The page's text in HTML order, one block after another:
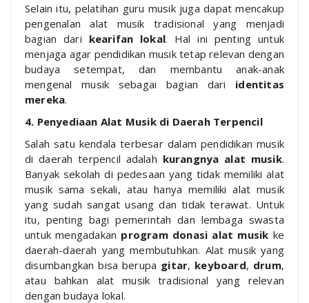
Selain itu, pelatihan guru musik juga dapat mencakup
pengenalan alat musik tradisional yang menjadi
bagian dari kearifan lokal. Hal ini penting untuk
menjaga agar pendidikan musik tetap relevan dengan
budaya setempat, dan membantu anak-anak
mengenal musik sebagai bagian dari identitas
mereka.
4. Penyediaan Alat Musik di Daerah Terpencil
Salah satu kendala terbesar dalam pendidikan musik
di daerah terpencil adalah kurangnya alat musik.
Banyak sekolah di pedesaan yang tidak memiliki alat
musik sama sekali, atau hanya memiliki alat musik
yang sudah sangat usang dan tidak terawat. Untuk
itu, penting bagi pemerintah dan lembaga swasta
untuk mengadakan program donasi alat musik ke
daerah-daerah yang membutuhkan. Alat musik yang
disumbangkan bisa berupa gitar, keyboard, drum,
atau bahkan alat musik tradisional yang relevan
dengan budaya lokal.